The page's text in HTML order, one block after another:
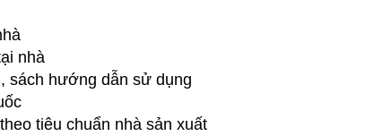
nhà
sách hướng dẫn sử dụng
tiêu chuẩn nhà sản xuất